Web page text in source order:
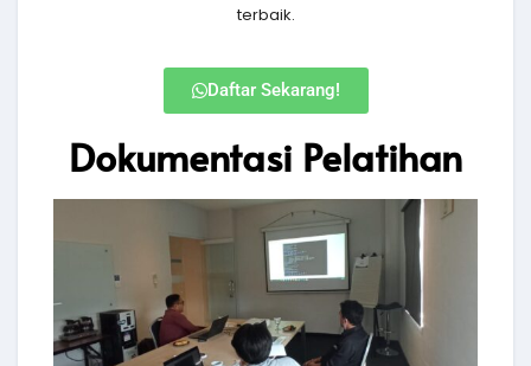
terbaik.
Daftar Sekarang!
Dokumentasi Pelatihan